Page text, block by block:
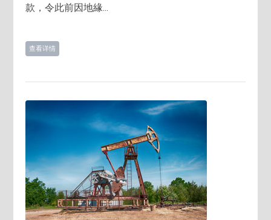
款，令此前因地緣...
查看详情